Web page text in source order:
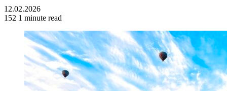
12.02.2026
152 1 minute read